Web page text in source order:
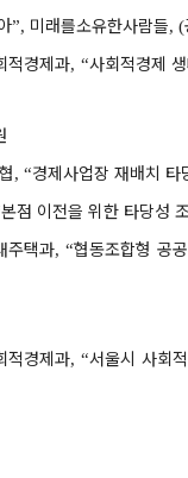
”, 미래를소유한사람들, (
적경제과, “사회적경제
, “경제사업장 재배치 타
본점 이전을 위한 타당성
주택과, “협동조합형 공
적경제과, “서울시 사회